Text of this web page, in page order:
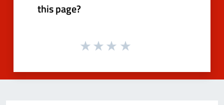
this page?